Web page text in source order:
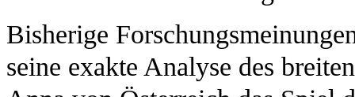
Bisherige
seine exakte Analyse des